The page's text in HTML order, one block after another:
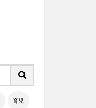
育児